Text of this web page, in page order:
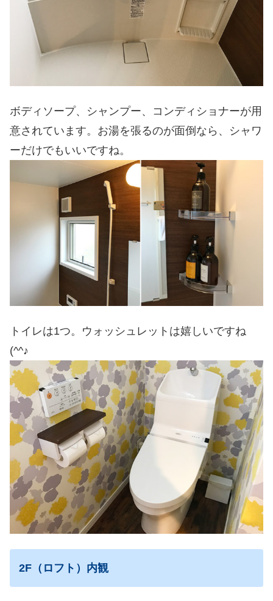
ボディソープ、シャンプー、コンディショナーが用
意されています。お湯を張るのが面倒なら、シャワ
ーだけでもいいですね。
トイレは1つ。ウォッシュレットは嬉しいですね
(^^♪
2F（ロフト）内観